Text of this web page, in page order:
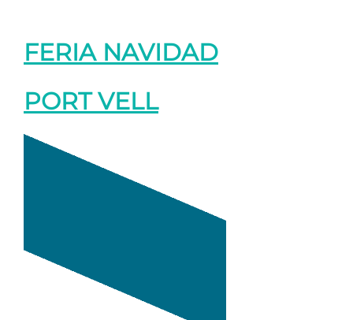
FERIA NAVIDAD
PORT VELL